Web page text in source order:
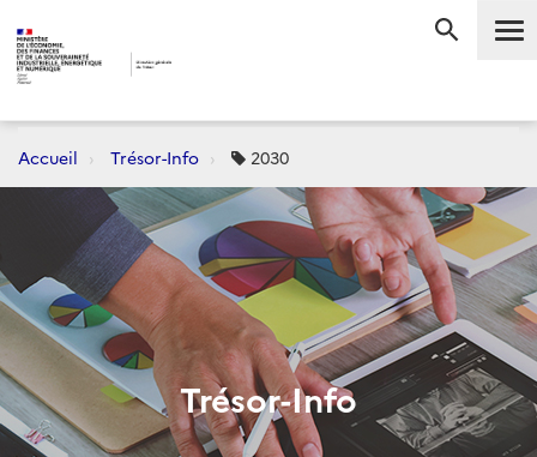
Accueil Trésor-Info 2030
Trésor-Info